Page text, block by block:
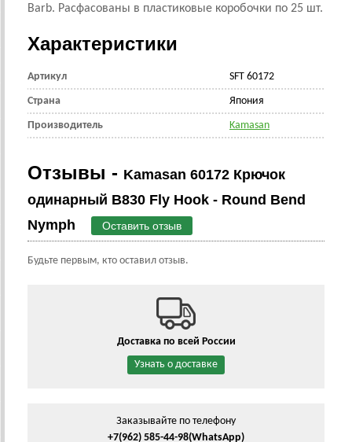
Barb. Расфасованы в пластиковые коробочки по 25 шт.
Характеристики
Артикул SFT 60172
Страна Япония
Производитель Kamasan
Отзывы - Kamasan 60172 Крючок
одинарный B830 Fly Hook - Round Bend
Nymph
Оставить отзыв
Будьте первым, кто оставил отзыв.
Доставка по всей России
Узнать о доставке
Заказывайте по телефону
+7(962) 585-44-98(WhatsApp)